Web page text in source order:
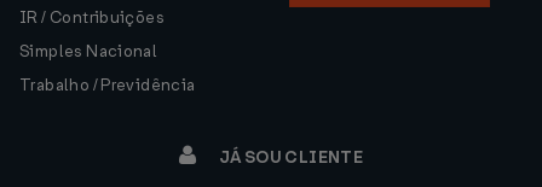
IR / Contribuições
Simples Nacional
Trabalho / Previdência
JÁ SOU CLIENTE